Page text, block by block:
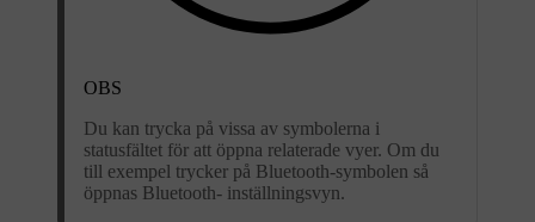
OBS
Du kan trycka på vissa av symbolerna i
statusfältet för att öppna relaterade vyer. Om du
till exempel trycker på Bluetooth-symbolen så
öppnas Bluetooth- inställningsvyn.